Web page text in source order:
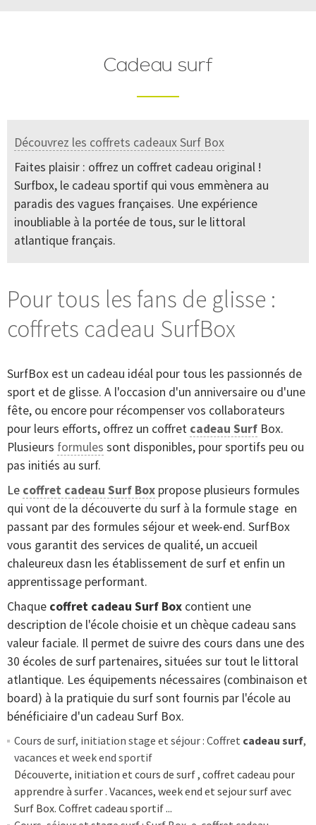
Cadeau surf
Découvrez les coffrets cadeaux Surf Box
Faites plaisir : offrez un coffret cadeau original !
Surfbox, le cadeau sportif qui vous emmènera au
paradis des vagues françaises. Une expérience
inoubliable à la portée de tous, sur le littoral
atlantique français.
Pour tous les fans de glisse :
coffrets cadeau SurfBox
SurfBox est un cadeau idéal pour tous les passionnés de
sport et de glisse. A l'occasion d'un anniversaire ou d'une
fête, ou encore pour récompenser vos collaborateurs
pour leurs efforts, offrez un coffret cadeau Surf Box.
Plusieurs formules sont disponibles, pour sportifs peu ou
pas initiés au surf.
Le coffret cadeau Surf Box propose plusieurs formules
qui vont de la découverte du surf à la formule stage en
passant par des formules séjour et week-end. SurfBox
vous garantit des services de qualité, un accueil
chaleureux dasn les établissement de surf et enfin un
apprentissage performant.
Chaque coffret cadeau Surf Box contient une
description de l'école choisie et un chèque cadeau sans
valeur faciale. Il permet de suivre des cours dans une des
30 écoles de surf partenaires, situées sur tout le littoral
atlantique. Les équipements nécessaires (combinaison et
board) à la pratiquie du surf sont fournis par l'école au
bénéficiaire d'un cadeau Surf Box.
Cours de surf, initiation stage et séjour : Coffret cadeau surf,
vacances et week end sportif
Découverte, initiation et cours de surf , coffret cadeau pour
apprendre à surfer . Vacances, week end et sejour surf avec
Surf Box. Coffret cadeau sportif ...